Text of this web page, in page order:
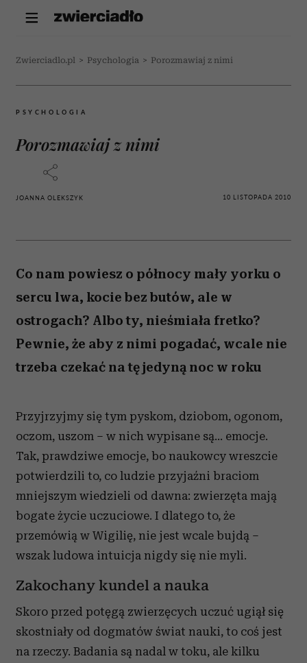
Zwierciadlo.pl > Psychologia > Porozmawiaj z nimi
PSYCHOLOGIA
Porozmawiaj z nimi
JOANNA OLEKSZYK 10 LISTOPADA 2010
Co nam powiesz o północy mały yorku o
sercu lwa, kocie bez butów, ale w
ostrogach? Albo ty, nieśmiała fretko?
Pewnie, że aby z nimi pogadać, wcale nie
trzeba czekać na tę jedyną noc w roku
Przyjrzyjmy się tym pyskom, dziobom, ogonom,
oczom, uszom – w nich wypisane są… emocje.
Tak, prawdziwe emocje, bo naukowcy wreszcie
potwierdzili to, co ludzie przyjaźni braciom
mniejszym wiedzieli od dawna: zwierzęta mają
bogate życie uczuciowe. I dlatego to, że
przemówią w Wigilię, nie jest wcale bujdą –
wszak ludowa intuicja nigdy się nie myli.
Zakochany kundel a nauka
Skoro przed potęgą zwierzęcych uczuć ugiął się
skostniały od dogmatów świat nauki, to coś jest
na rzeczy. Badania są nadal w toku, ale kilku